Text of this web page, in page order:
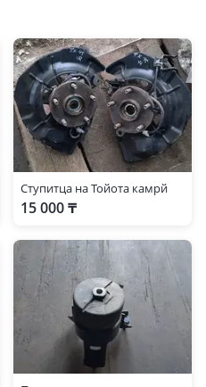
Ступитца на Тойота камрй
15 000 ₸